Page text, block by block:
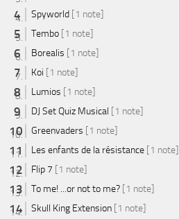
Spyworld [1 note]
Tembo [1 note]
Borealis [1 note]
Koi [1 note]
Lumios [1 note]
DJ Set Quiz Musical [1 note]
Greenvaders [1 note]
Les enfants de la résistance [1 note]
Flip 7 [1 note]
To me! ...or not to me? [1 note]
Skull King Extension [1 note]